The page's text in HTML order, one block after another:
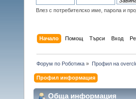
Влез с потребителско име, парола и
Начало Помощ Търси Вход
Форум по Роботика » Профил на
Профил информация
Обща информация